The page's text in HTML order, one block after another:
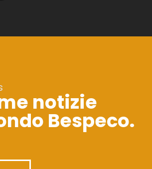
notizie
Bespeco.